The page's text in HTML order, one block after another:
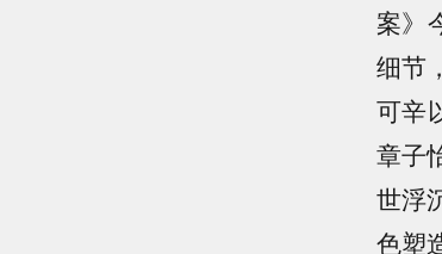
案》
细节
可辛
章子
世浮
色塑